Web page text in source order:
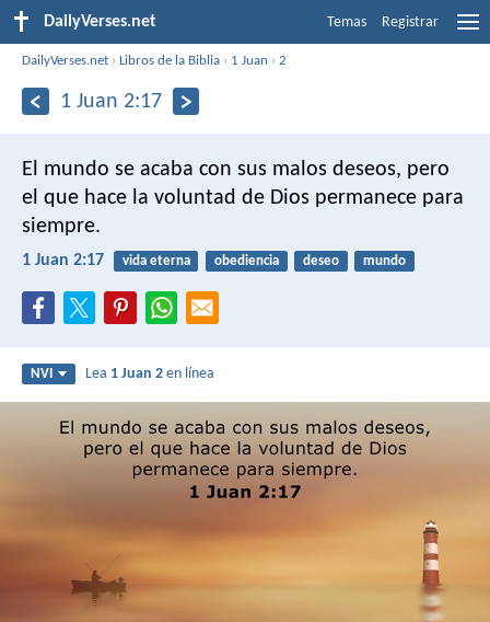
DailyVerses.net Temas Registrar
DailyVerses.net ›Libros de la Biblia › 1 Juan ›2
1 Juan 2:17
El mundo se acaba con sus malos deseos, pero
el que hace la voluntad de Dios permanece para
siempre.
1 Juan 2:17 vida eterna obediencia deseo mundo
NVI Lea 1 Juan 2 en línea